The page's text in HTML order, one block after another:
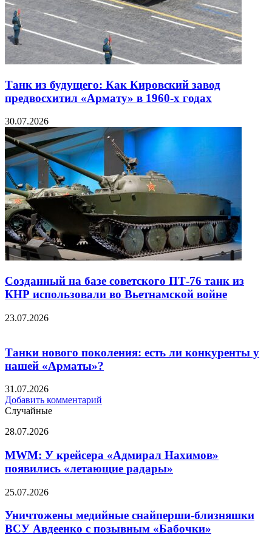
Танк из будущего: Как Кировский завод
предвосхитил «Армату» в 1960-х годах
30.07.2026
Созданный на базе советского ПТ-76 танк из
КНР использовали во Вьетнамской войне
23.07.2026
Танки нового поколения: есть ли конкуренты у
нашей «Арматы»?
31.07.2026
Добавить комментарий
Случайные
MWM:
крейсера
«Адмирал
Нахимов»
«летающие
28.07.2026
MWM: У крейсера «Адмирал Нахимов»
появились «летающие радары»
Уничтожены
снайперши-
близняшки
ВСУ
25.07.2026
Уничтожены медийные снайперши-близняшки
ВСУ Авдеенко с позывным «Бабочки»